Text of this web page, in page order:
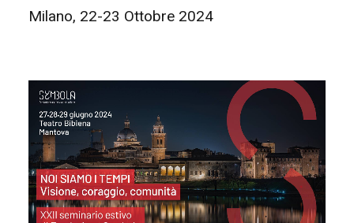
Milano, 22-23 Ottobre 2024